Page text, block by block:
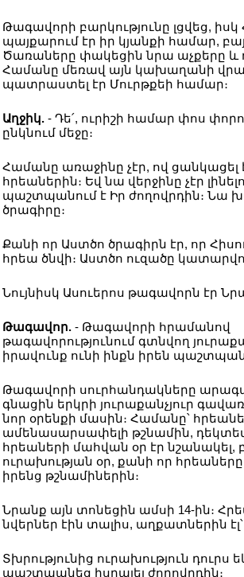
Թագավորի բարկությունը լցվեց,
պայքարում էր իր կյանքի համար,
Ծառաները փակեցին նրա աչքերը և
Համանը մեռավ այն կախաղանի
պատրաստել էր Մուրթքեի համար։
Աղջիկ. - Դե՛, ուրիշի համար փոս
ընկնում մեջը։
Համանը առաջինը չէր, ով ցանկացել
հրեաներին։ Եվ նա վերջինը չէր
պաշտպանում է Իր ժողովրդին։ Նա
ծրագիրը։
Քանի որ Աստծո ծրագիրն էր, որ
հրեա ծնվի։ Աստծո ուզածը
Նույնիսկ Ասուերոս թագավորն էր
Թագավոր. - Թագավորի հրամանով
թագավորությունում գտնվող
իրավունք ունի ինքն իրեն
Թագավորի սուրհանդակները
գնացին երկրի յուրաքանչյուր
նոր օրենքի մասին։ Համանը՝
ամենասարսափելի թշնամին,
հրեաների մահվան օր էր նշանակել,
ուրախության օր, քանի որ
իրենց թշնամիներին։
Նրանք այն տոնեցին ամսի 14-ին։
նվերներ էին տալիս, աղքատներին
Տխրությունից ուրախություն դուրս
պաշտպանեց իսրայել ժողովրդին։